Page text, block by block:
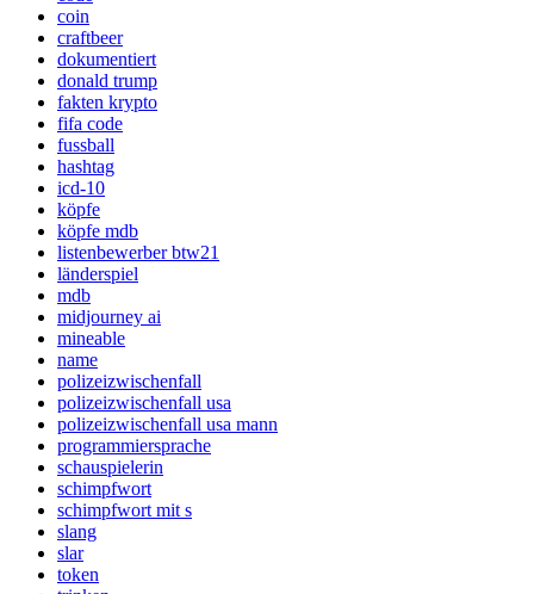
coin
craftbeer
dokumentiert
donald trump
fakten krypto
fifa code
fussball
hashtag
icd-10
köpfe
köpfe mdb
listenbewerber btw21
länderspiel
mdb
midjourney ai
mineable
name
polizeizwischenfall
polizeizwischenfall usa
polizeizwischenfall usa mann
programmiersprache
schauspielerin
schimpfwort
schimpfwort mit s
slang
slar
token